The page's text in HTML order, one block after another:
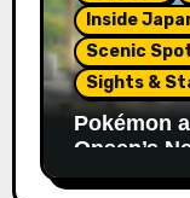
Inside
Scenic
Sights &
Pokémon
Onsen’s